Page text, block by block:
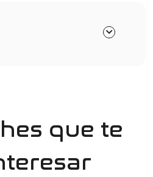
que te